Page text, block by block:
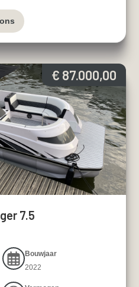
€ 87.000,00
7.5
Bouwjaar
2022